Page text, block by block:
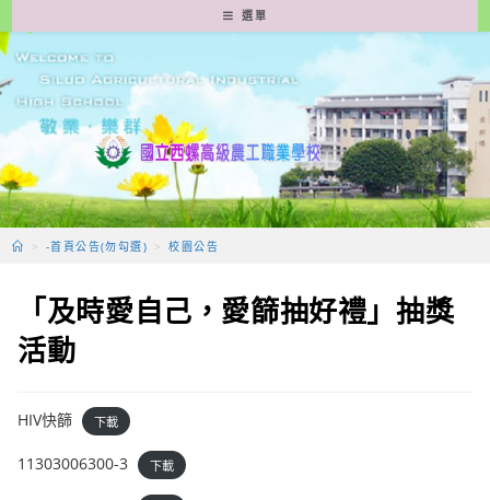
轉
至
要
容
選單
> -首頁公告(勿勾選) > 校園公告
「及時愛自己，愛篩抽好禮」抽獎
活動
HIV快篩 下載
11303006300-3 下載